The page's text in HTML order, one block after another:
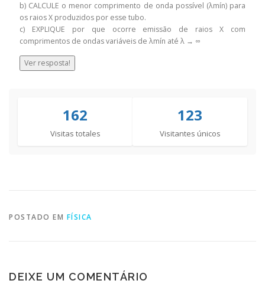
b) CALCULE o menor comprimento de onda possível (λmín) para
os raios X produzidos por esse tubo.
c) EXPLIQUE por que ocorre emissão de raios X com
comprimentos de ondas variáveis de λmín até λ → ∞
Ver resposta!
162
Visitas totales
123
Visitantes únicos
POSTADO EM FÍSICA
DEIXE UM COMENTÁRIO